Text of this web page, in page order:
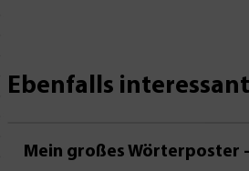
Ebenfalls interessant
Mein großes Wörterposter